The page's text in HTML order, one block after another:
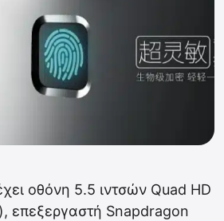
οθόνη 5.5 ιντσών Quad HD
επεξεργαστή Snapdragon